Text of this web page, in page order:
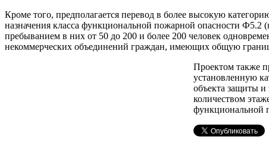
Кроме того, предполагается перевод в более высокую
назначения класса функциональной пожарной опасности
пребыванием в них от 50 до 200 и более 200 человек
некоммерческих объединений граждан, имеющих общую
Проектом также
установленную
объекта защиты и
количеством
функциональной